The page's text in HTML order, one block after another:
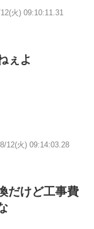
火) 09:10:11.31
ぇよ
12(火) 09:14:03.28
だけど工事費